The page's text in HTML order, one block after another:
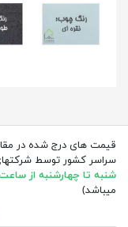
قیمت های درج شده در
سراسر کشور توسط
شنبه تا چهارشنبه از ساعت 9 الی
میباشد)